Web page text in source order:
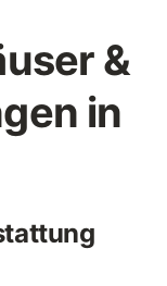
&
in